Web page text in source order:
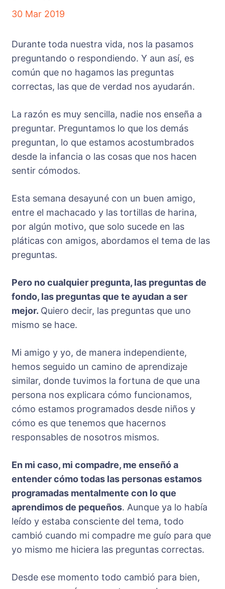
30 Mar 2019
Durante toda nuestra vida, nos la pasamos
preguntando o respondiendo. Y aun así, es
común que no hagamos las preguntas
correctas, las que de verdad nos ayudarán.
La razón es muy sencilla, nadie nos enseña a
preguntar. Preguntamos lo que los demás
preguntan, lo que estamos acostumbrados
desde la infancia o las cosas que nos hacen
sentir cómodos.
Esta semana desayuné con un buen amigo,
entre el machacado y las tortillas de harina,
por algún motivo, que solo sucede en las
pláticas con amigos, abordamos el tema de las
preguntas.
Pero no cualquier pregunta, las preguntas de
fondo, las preguntas que te ayudan a ser
mejor. Quiero decir, las preguntas que uno
mismo se hace.
Mi amigo y yo, de manera independiente,
hemos seguido un camino de aprendizaje
similar, donde tuvimos la fortuna de que una
persona nos explicara cómo funcionamos,
cómo estamos programados desde niños y
cómo es que tenemos que hacernos
responsables de nosotros mismos.
En mi caso, mi compadre, me enseñó a
entender cómo todas las personas estamos
programadas mentalmente con lo que
aprendimos de pequeños. Aunque ya lo había
leído y estaba consciente del tema, todo
cambió cuando mi compadre me guío para que
yo mismo me hiciera las preguntas correctas.
Desde ese momento todo cambió para bien,